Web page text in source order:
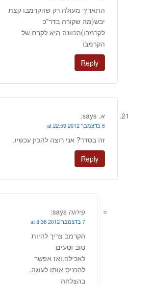
התאריך מעולה רק שהקרמבו קצת
יבש(מה שקורה בדר"כ
לקרמבו)הכוונה היא לקרם של
הקרמבו
Reply
א. says:
6 בדצמבר 2012 at 22:59
זה בסדר? אני רוצה להכין עכשיו.
Reply
פירגה says:
7 בדצמבר 2012 at 8:36
הקרמב צריך להיות
טוב וטעים
לאכילה.ואז אפשר
להכניס אותו לעוגה.
בהצלחה